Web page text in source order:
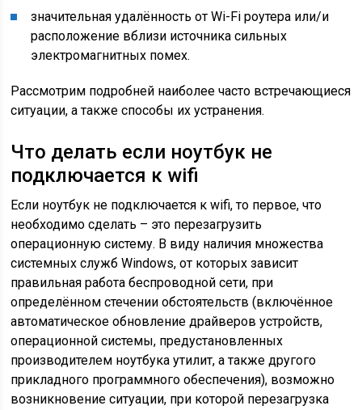
значительная удалённость от Wi-Fi роутера или/и
расположение вблизи источника сильных
электромагнитных помех.
Рассмотрим подробней наиболее часто встречающиеся
ситуации, а также способы их устранения.
Что делать если ноутбук не
подключается к wifi
Если ноутбук не подключается к wifi, то первое, что
необходимо сделать – это перезагрузить
операционную систему. В виду наличия множества
системных служб Windows, от которых зависит
правильная работа беспроводной сети, при
определённом стечении обстоятельств (включённое
автоматическое обновление драйверов устройств,
операционной системы, предустановленных
производителем ноутбука утилит, а также другого
прикладного программного обеспечения), возможно
возникновение ситуации, при которой перезагрузка